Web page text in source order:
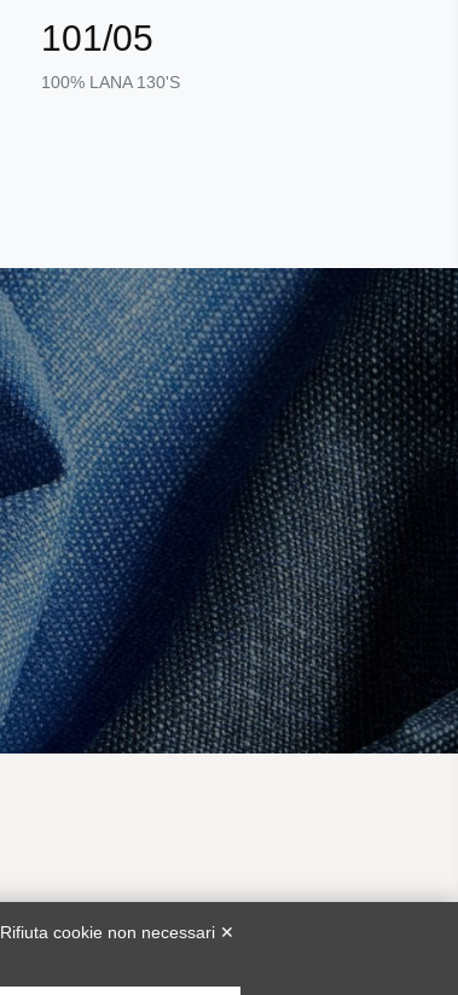
101/05
100% LANA 130'S
bunch@piacenza1733.com
Rifiuta cookie non necessari ✕